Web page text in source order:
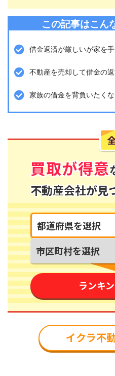
この記事はこん
借金返済が厳しいが家を
不動産を売却して借金の
家族の借金を背負いたく